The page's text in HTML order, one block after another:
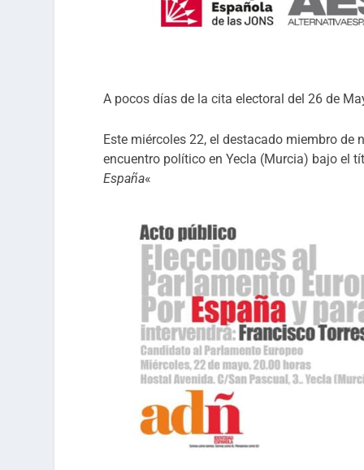
A pocos días de la cita electoral del 26 de
Este miércoles 22, el destacado miembro
encuentro político en Yecla (Murcia) bajo el
España«